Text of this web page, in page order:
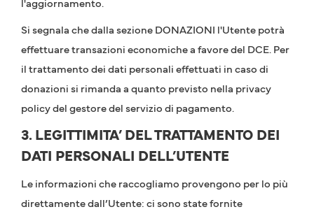
Si segnala che dalla sezione DONAZIONI l'Utente potrà
effettuare transazioni economiche a favore del DCE. Per
il trattamento dei dati personali effettuati in caso di
donazioni si rimanda a quanto previsto nella privacy
policy del gestore del servizio di pagamento.
3. LEGITTIMITA’ DEL TRATTAMENTO DEI
DATI PERSONALI DELL’UTENTE
Le informazioni che raccogliamo provengono per lo più
direttamente dall’Utente: ci sono state fornite